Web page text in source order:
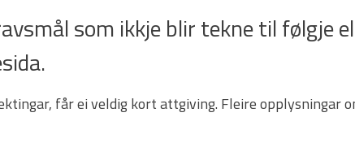
som ikkje blir tekne til følgje
får ei veldig kort attgiving. Fleire opplysningar